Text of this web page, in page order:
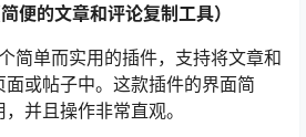
的文章和评论复制工具）
简单而实用的插件，支持将文章和
或帖子中。这款插件的界面简
并且操作非常直观。